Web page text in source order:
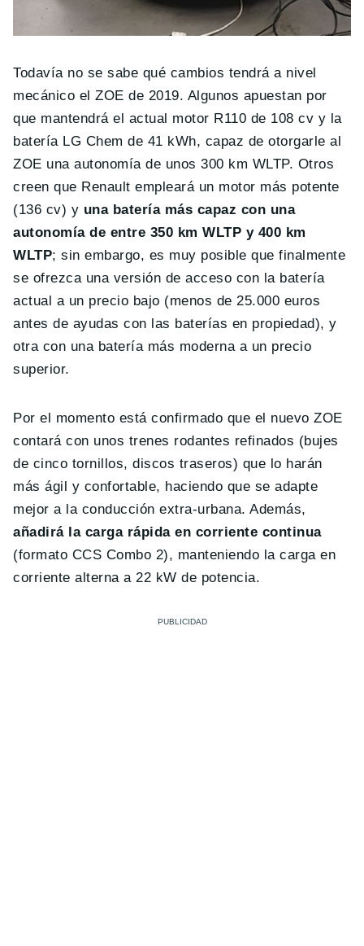
Todavía no se sabe qué cambios tendrá a nivel
mecánico el ZOE de 2019. Algunos apuestan por
que mantendrá el actual motor R110 de 108 cv y la
batería LG Chem de 41 kWh, capaz de otorgarle al
ZOE una autonomía de unos 300 km WLTP. Otros
creen que Renault empleará un motor más potente
(136 cv) y una batería más capaz con una
autonomía de entre 350 km WLTP y 400 km
WLTP; sin embargo, es muy posible que finalmente
se ofrezca una versión de acceso con la batería
actual a un precio bajo (menos de 25.000 euros
antes de ayudas con las baterías en propiedad), y
otra con una batería más moderna a un precio
superior.
Por el momento está confirmado que el nuevo ZOE
contará con unos trenes rodantes refinados (bujes
de cinco tornillos, discos traseros) que lo harán
más ágil y confortable, haciendo que se adapte
mejor a la conducción extra-urbana. Además,
añadirá la carga rápida en corriente continua
(formato CCS Combo 2), manteniendo la carga en
corriente alterna a 22 kW de potencia.